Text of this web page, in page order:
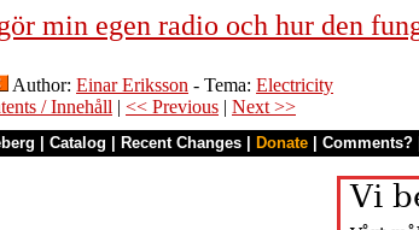
min egen radio och hur den
Author: Einar Eriksson - Tema: Electricity
/ Innehåll | << Previous | Next >>
Catalog Recent Changes Donate Comments?